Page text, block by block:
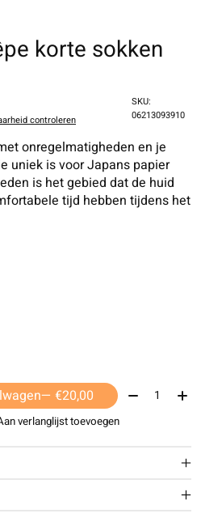
korte sokken
controleren
SKU:
06213093910
onregelmatigheden en je
uniek is voor Japans papier
is het gebied dat de huid
tijd hebben tijdens het
— €20,00 Aantal:
verlanglijst toevoegen